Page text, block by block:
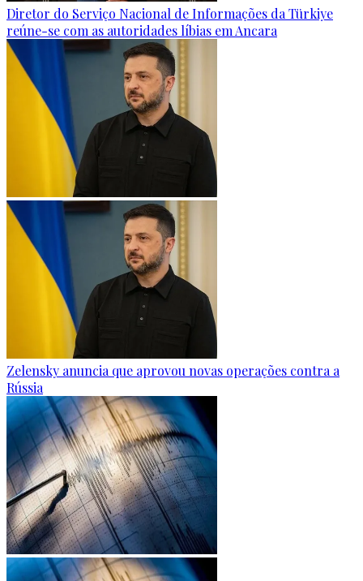
Diretor do Serviço Nacional de Informações da Türkiye
reúne-se com as autoridades líbias em Ancara
Zelensky anuncia que aprovou novas operações contra a
Rússia